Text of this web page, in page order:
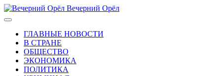
Вечерний Орёл
ГЛАВНЫЕ НОВОСТИ
В СТРАНЕ
ОБЩЕСТВО
ЭКОНОМИКА
ПОЛИТИКА